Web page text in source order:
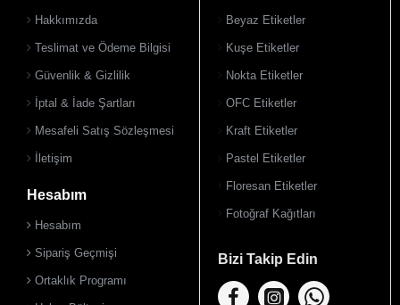
Hakkımızda
Teslimat ve Ödeme Bilgisi
Güvenlik & Gizlilik
İptal & İade Şartları
Mesafeli Satış Sözleşmesi
İletişim
Hesabım
Hesabım
Sipariş Geçmişi
Ortaklık Programı
Beyaz Etiketler
Kuşe Etiketler
Nokta Etiketler
OFC Etiketler
Kraft Etiketler
Pastel Etiketler
Floresan Etiketler
Fotoğraf Kağıtları
Bizi Takip Edin